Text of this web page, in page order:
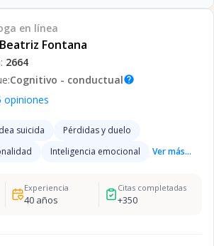
en línea
Fontana
2664
Cognitivo - conductualhelp
opiniones
suicida
Pérdidas y duelo
Inteligencia emocional Ver más...
Experiencia
40años
Citas completadas
+350